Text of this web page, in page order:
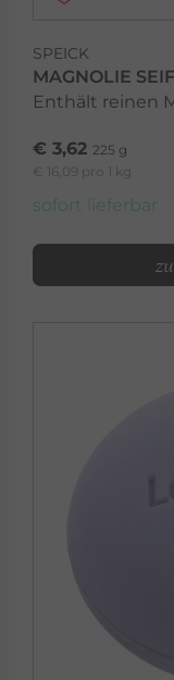
SPEICK
MAGNOLIE
Enthält reinen
€ 3,62 225 g
€ 16,09 pro 1 kg
sofort lieferbar